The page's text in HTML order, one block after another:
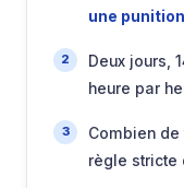
une punition
Deux jours,
heure par
Combien de
règle stricte